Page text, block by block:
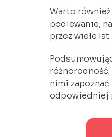
Warto
podlewanie,
przez wiele lat.
nimi
odpowiedniej